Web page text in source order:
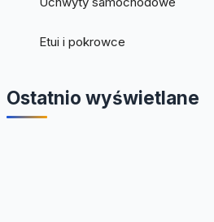
Etui i pokrowce
Ostatnio wyświetlane